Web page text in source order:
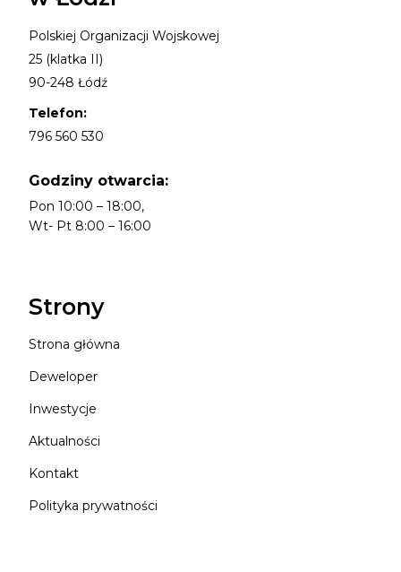
Polskiej Organizacji Wojskowej
25 (klatka II)
90-248 Łódź
Telefon:
796 560 530
Godziny otwarcia:
Pon 10:00 – 18:00,
Wt- Pt 8:00 – 16:00
Strony
Strona główna
Deweloper
Inwestycje
Aktualności
Kontakt
Polityka prywatności